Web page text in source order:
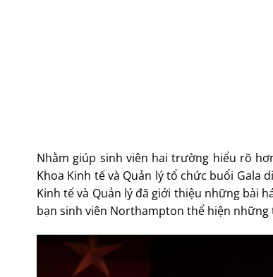
Nhằm giúp sinh viên hai trường hiểu rõ
Khoa Kinh tế và Quản lý tổ chức buổi Gala
Kinh tế và Quản lý đã giới thiệu những bài
bạn sinh viên Northampton thể hiện